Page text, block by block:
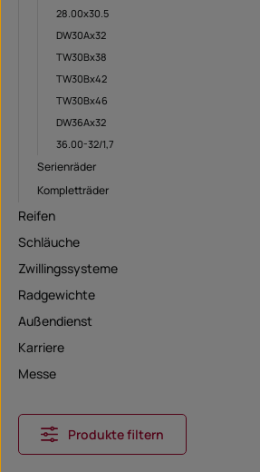
28.00x30.5
DW30Ax32
TW30Bx38
TW30Bx42
TW30Bx46
DW36Ax32
36.00-32/1,7
Serienräder
Kompletträder
Reifen
Schläuche
Zwillingssysteme
Radgewichte
Außendienst
Karriere
Messe
Produkte filtern